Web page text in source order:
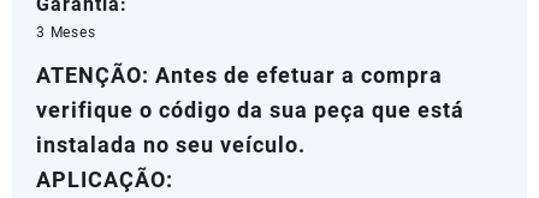
3 Meses
ATENÇÃO: Antes de efetuar a compra
verifique o código da sua peça que está
instalada no seu veículo.
APLICAÇÃO: